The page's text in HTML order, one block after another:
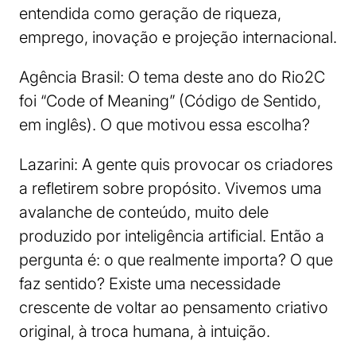
entendida como geração de riqueza,
emprego, inovação e projeção internacional.
Agência Brasil: O tema deste ano do Rio2C
foi “Code of Meaning” (Código de Sentido,
em inglês). O que motivou essa escolha?
Lazarini: A gente quis provocar os criadores
a refletirem sobre propósito. Vivemos uma
avalanche de conteúdo, muito dele
produzido por inteligência artificial. Então a
pergunta é: o que realmente importa? O que
faz sentido? Existe uma necessidade
crescente de voltar ao pensamento criativo
original, à troca humana, à intuição.